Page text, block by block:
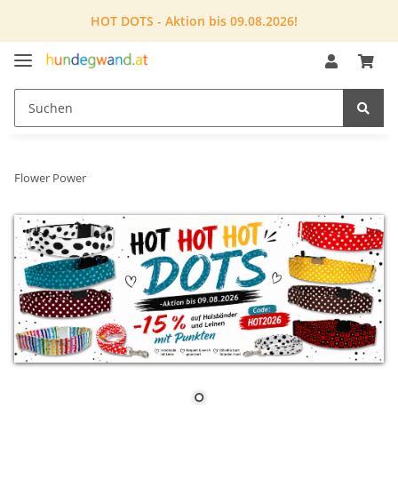
HOT DOTS - Aktion bis 09.08.2026!
Flower Power